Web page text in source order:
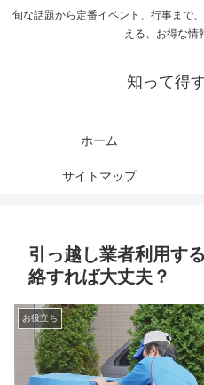
旬な話題から定番イベント、行事まで
える、お得な情
知って得
ホーム
サイトマップ
引っ越し業者利用す
絡すれば大丈夫？
お役立ち